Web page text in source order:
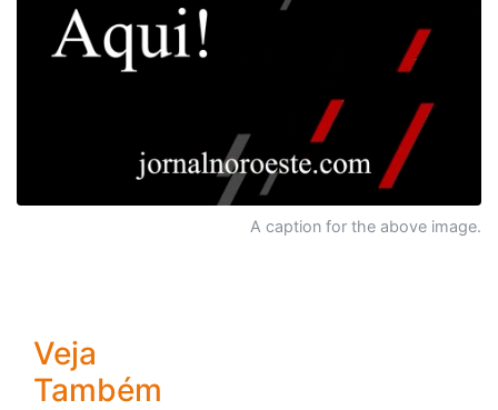
A caption for the above image.
Veja
Também